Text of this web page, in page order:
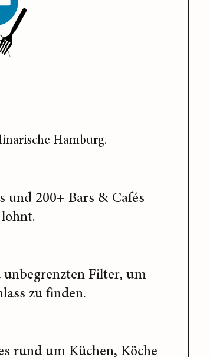
Hamburg.
und 200+ Bars & Cafés
Filter, um
zu finden.
rund um Küchen, Köche